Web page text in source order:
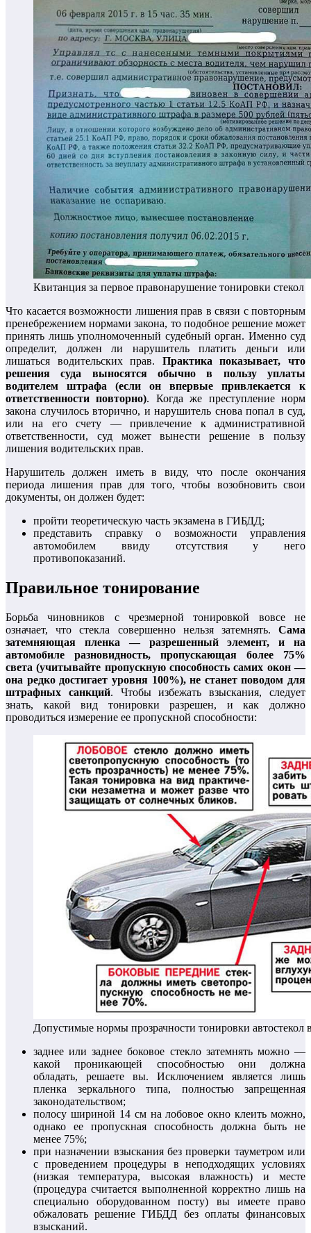
Квитанция за первое правонарушение тонировки стекол
Что касается возможности лишения прав в связи с повторным
пренебрежением нормами закона, то подобное решение может
принять лишь уполномоченный судебный орган. Именно суд
определит, должен ли нарушитель платить деньги или
лишаться водительских прав. Практика показывает, что
решения суда выносятся обычно в пользу уплаты
водителем штрафа (если он впервые привлекается к
ответственности повторно). Когда же преступление норм
закона случилось вторично, и нарушитель снова попал в суд,
или на его счету — привлечение к административной
ответственности, суд может вынести решение в пользу
лишения водительских прав.
Нарушитель должен иметь в виду, что после окончания
периода лишения прав для того, чтобы возобновить свои
документы, он должен будет:
пройти теоретическую часть экзамена в ГИБДД;
представить справку о возможности управления
автомобилем ввиду отсутствия у него
противопоказаний.
Правильное тонирование
Борьба чиновников с чрезмерной тонировкой вовсе не
означает, что стекла совершенно нельзя затемнять. Сама
затемняющая пленка — разрешенный элемент, и на
автомобиле разновидность, пропускающая более 75%
света (учитывайте пропускную способность самих окон —
она редко достигает уровня 100%), не станет поводом для
штрафных санкций. Чтобы избежать взыскания, следует
знать, какой вид тонировки разрешен, и как должно
проводиться измерение ее пропускной способности:
Допустимые нормы прозрачности тонировки автостекол
заднее или заднее боковое стекло затемнять можно —
какой проникающей способностью они должна
обладать, решаете вы. Исключением является лишь
пленка зеркального типа, полностью запрещенная
законодательством;
полосу шириной 14 см на лобовое окно клеить можно,
однако ее пропускная способность должна быть не
менее 75%;
при назначении взыскания без проверки тауметром или
с проведением процедуры в неподходящих условиях
(низкая температура, высокая влажность) и месте
(процедура считается выполненной корректно лишь на
специально оборудованном посту) вы имеете право
обжаловать решение ГИБДД без оплаты финансовых
взысканий.